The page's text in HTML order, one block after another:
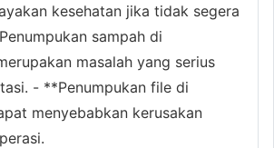
kesehatan jika tidak segera
sampah di
masalah yang serius
- **Penumpukan file di
menyebabkan kerusakan